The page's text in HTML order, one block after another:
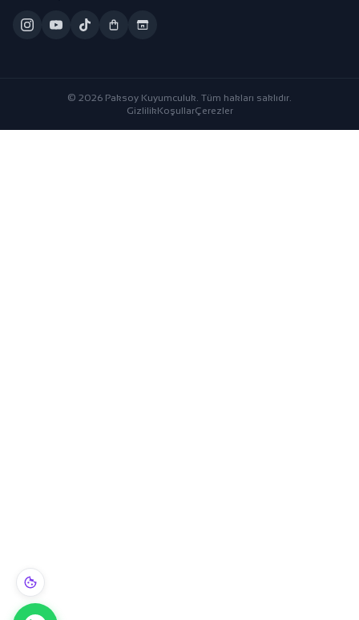
© 2026 Paksoy Kuyumculuk. Tüm hakları saklıdır.
GizlilikKoşullarÇerezler